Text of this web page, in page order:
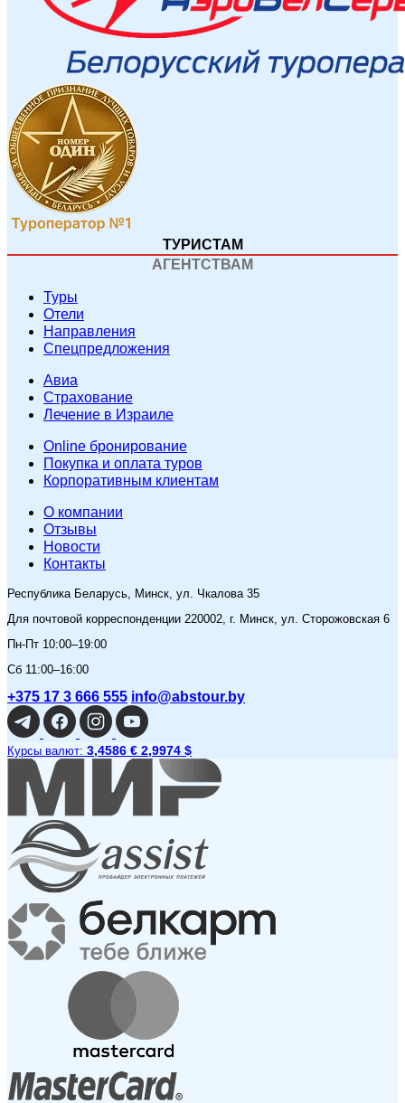
ТУРИСТАМ
АГЕНТСТВАМ
Туры
Отели
Направления
Спецпредложения
Авиа
Страхование
Лечение в Израиле
Online бронирование
Покупка и оплата туров
Корпоративным клиентам
O компании
Отзывы
Новости
Контакты
Республика Беларусь, Минск, ул. Чкалова 35
Для почтовой корреспонденции 220002, г. Минск, ул. Сторожовская 6
Пн-Пт 10:00–19:00
Сб 11:00–16:00
+375 17 3 666 555 info@abstour.by
Курсы валют: 3,4586 € 2,9974 $